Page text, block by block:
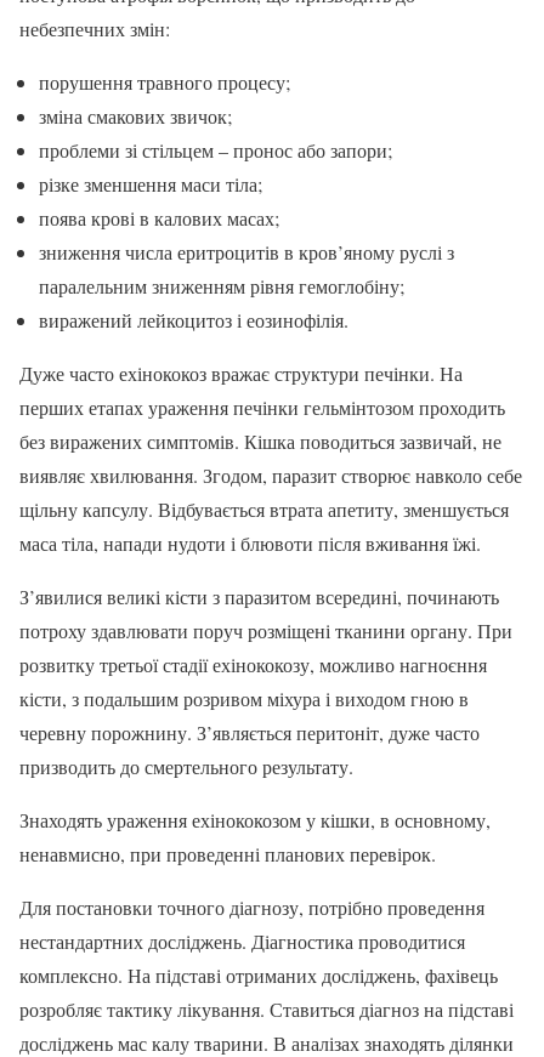
небезпечних змін:
порушення травного процесу;
зміна смакових звичок;
проблеми зі стільцем – пронос або запори;
різке зменшення маси тіла;
поява крові в калових масах;
зниження числа еритроцитів в кров’яному руслі з
паралельним зниженням рівня гемоглобіну;
виражений лейкоцитоз і еозинофілія.
Дуже часто ехінококоз вражає структури печінки. На
перших етапах ураження печінки гельмінтозом проходить
без виражених симптомів. Кішка поводиться зазвичай, не
виявляє хвилювання. Згодом, паразит створює навколо себе
щільну капсулу. Відбувається втрата апетиту, зменшується
маса тіла, напади нудоти і блювоти після вживання їжі.
З’явилися великі кісти з паразитом всередині, починають
потроху здавлювати поруч розміщені тканини органу. При
розвитку третьої стадії ехінококозу, можливо нагноєння
кісти, з подальшим розривом міхура і виходом гною в
черевну порожнину. З’являється перитоніт, дуже часто
призводить до смертельного результату.
Знаходять ураження ехінококозом у кішки, в основному,
ненавмисно, при проведенні планових перевірок.
Для постановки точного діагнозу, потрібно проведення
нестандартних досліджень. Діагностика проводитися
комплексно. На підставі отриманих досліджень, фахівець
розробляє тактику лікування. Ставиться діагноз на підставі
досліджень мас калу тварини. В аналізах знаходять ділянки